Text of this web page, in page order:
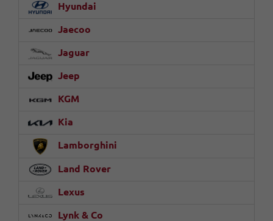
Hyundai
Jaecoo
Jaguar
Jeep
KGM
Kia
Lamborghini
Land Rover
Lexus
Lynk & Co